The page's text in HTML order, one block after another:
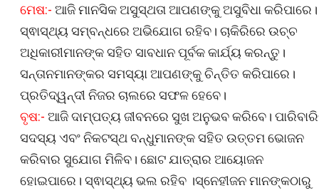
ମେଷ:- ଆଜି ମାନସିକ ଅସୁସ୍ଥତା ଆପଣଙ୍କୁ ଅସୁବିଧା କରିପାରେ।
ସ୍ଵାସ୍ଥ୍ୟ ସମ୍ବନ୍ଧରେ ଅଭିଯୋଗ ରହିବ। ଚାକିରିରେ ଉଚ୍ଚ
ଅଧିକାରୀମାନଙ୍କ ସହିତ ସାବଧାନ ପୂର୍ବକ କାର୍ଯ୍ୟ କରନ୍ତୁ।
ସନ୍ତାନମାନଙ୍କର ସମସ୍ୟା ଆପଣଙ୍କୁ ଚିନ୍ତିତ କରିପାରେ।
ପ୍ରତିଦ୍ୱନ୍ଦୀ ନିଜର ଚାଲରେ ସଫଳ ହେବେ।
ବୃଷ:- ଆଜି ଦାମ୍ପତ୍ୟ ଜୀବନରେ ସୁଖ ଅନୁଭବ କରିବେ।
ସଦସ୍ୟ ଏବଂ ନିକଟସ୍ଥ ବନ୍ଧୁମାନଙ୍କ ସହିତ ଉତ୍ତମ ଭୋଜନ
କରିବାର ସୁଯୋଗ ମିଳିବ। ଛୋଟ ଯାତ୍ରାର ଆୟୋଜନ
ହୋଇପାରେ। ସ୍ଵାସ୍ଥ୍ୟ ଭଲ ରହିବ ।ସ୍ନେହୀଜନ ମାନଙ୍କଠାରୁ